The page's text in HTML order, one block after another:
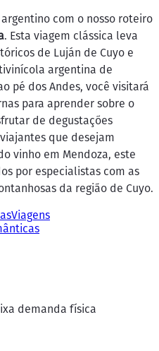
com o nosso roteiro
. Esta viagem clássica leva
de Luján de Cuyo e
argentina de
pé dos Andes, você visitará
para aprender sobre o
de degustações
que desejam
vinho em Mendoza, este
por especialistas com as
da região de Cuyo.
Viagens
demanda física